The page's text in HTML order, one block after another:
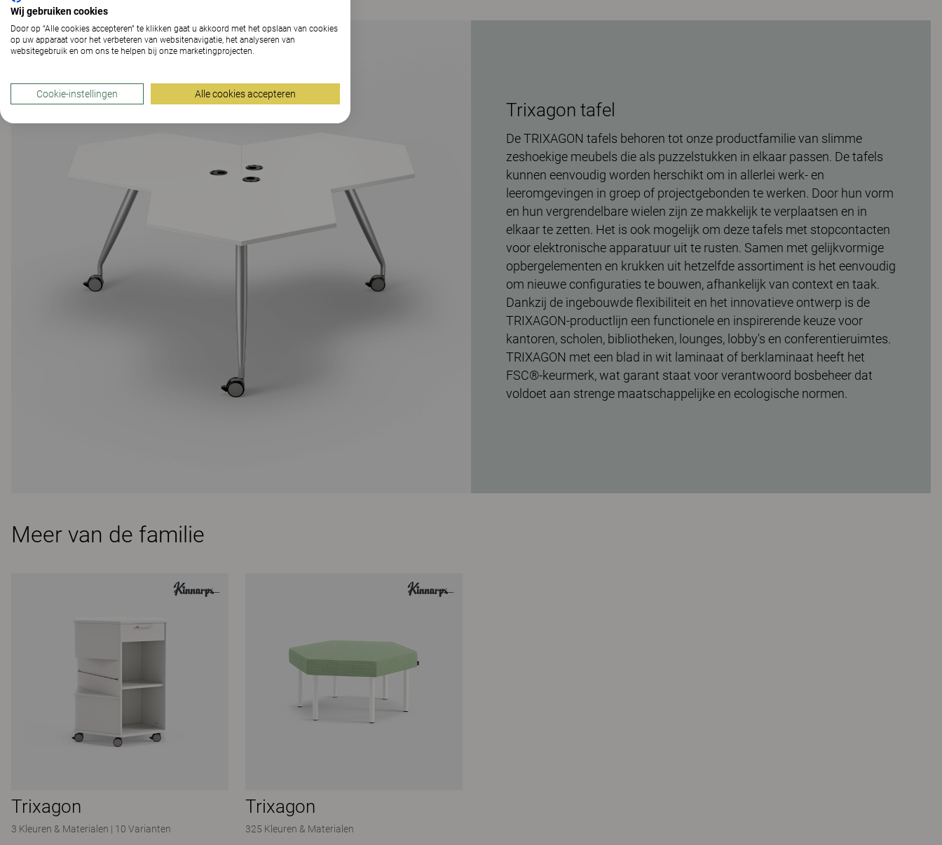
Trixagon tafel
De TRIXAGON tafels behoren tot onze productfamilie van slimme
zeshoekige meubels die als puzzelstukken in elkaar passen. De tafels
kunnen eenvoudig worden herschikt om in allerlei werk- en
leeromgevingen in groep of projectgebonden te werken. Door hun vorm
en hun vergrendelbare wielen zijn ze makkelijk te verplaatsen en in
elkaar te zetten. Het is ook mogelijk om deze tafels met stopcontacten
voor elektronische apparatuur uit te rusten. Samen met gelijkvormige
opbergelementen en krukken uit hetzelfde assortiment is het eenvoudig
om nieuwe configuraties te bouwen, afhankelijk van context en taak.
Dankzij de ingebouwde flexibiliteit en het innovatieve ontwerp is de
TRIXAGON-productlijn een functionele en inspirerende keuze voor
kantoren, scholen, bibliotheken, lounges, lobby's en conferentieruimtes.
TRIXAGON met een blad in wit laminaat of berklaminaat heeft het
FSC®-keurmerk, wat garant staat voor verantwoord bosbeheer dat
voldoet aan strenge maatschappelijke en ecologische normen.
Meer van de familie
Trixagon
3 Kleuren & Materialen | 10 Varianten
Trixagon
325 Kleuren & Materialen
Wij gebruiken cookies
Door op “Alle cookies accepteren” te klikken gaat u akkoord met het opslaan van cookies
op uw apparaat voor het verbeteren van websitenavigatie, het analyseren van
websitegebruik en om ons te helpen bij onze marketingprojecten.
Cookie-instellingen Alle cookies accepteren